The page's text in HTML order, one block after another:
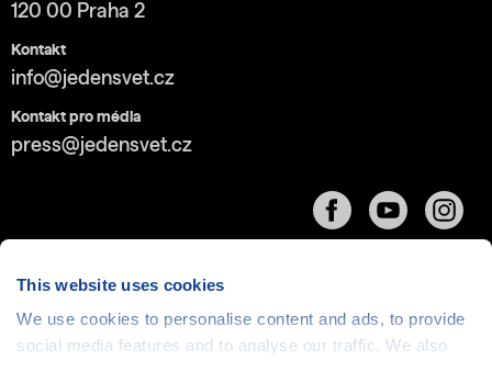
This website uses cookies
We use cookies to personalise content and ads, to provide
social media features and to analyse our traffic. We also
120 00 Praha 2
Kontakt
info@jedensvet.cz
Kontakt pro média
press@jedensvet.cz
Cookies| © 1999-2026 Člověk v tísni o.p.s., web běží